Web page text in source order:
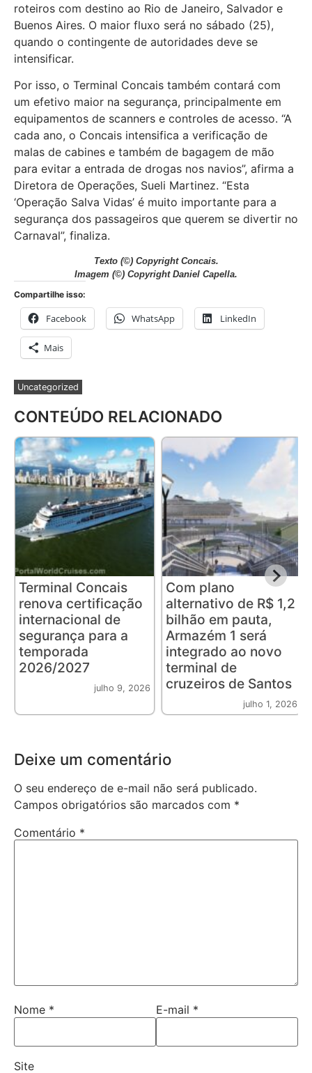
roteiros com destino ao Rio de Janeiro, Salvador e
Buenos Aires. O maior fluxo será no sábado (25),
quando o contingente de autoridades deve se
intensificar.
Por isso, o Terminal Concais também contará com
um efetivo maior na segurança, principalmente em
equipamentos de scanners e controles de acesso. “A
cada ano, o Concais intensifica a verificação de
malas de cabines e também de bagagem de mão
para evitar a entrada de drogas nos navios”, afirma a
Diretora de Operações, Sueli Martinez. “Esta
‘Operação Salva Vidas’ é muito importante para a
segurança dos passageiros que querem se divertir no
Carnaval”, finaliza.
Texto (©) Copyright Concais.
Imagem (©) Copyright Daniel Capella.
Compartilhe isso:
Facebook WhatsApp LinkedIn
Mais
Uncategorized
CONTEÚDO RELACIONADO
Terminal Concais
renova certificação
internacional de
segurança para a
temporada
2026/2027
julho 9, 2026
Com plano
alternativo de R$ 1,2
bilhão em pauta,
Armazém 1 será
integrado ao novo
terminal de
cruzeiros de Santos
julho 1, 2026
Deixe um comentário
O seu endereço de e-mail não será publicado.
Campos obrigatórios são marcados com *
Comentário *
Nome * E-mail *
Site